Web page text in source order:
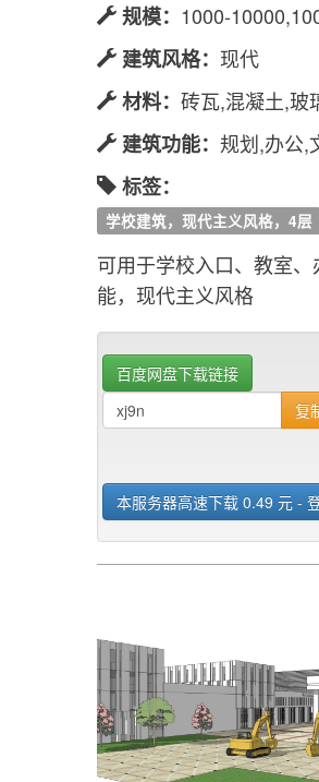
规模： 1000-
建筑风格： 现代
材料： 砖瓦,混凝土,玻
建筑功能： 规划,办公,
标签：
学校建筑，现代主义风格，4层
可用于学校入口、教室、
能，现代主义风格
百度网盘下载链接
复
本服务器高速下载 0.49 元 -